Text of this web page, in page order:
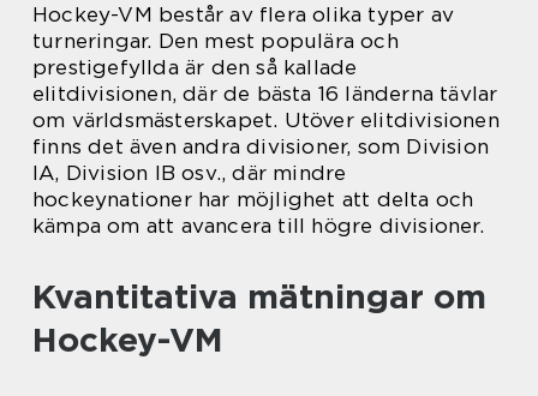
Hockey-VM består av flera olika typer av
turneringar. Den mest populära och
prestigefyllda är den så kallade
elitdivisionen, där de bästa 16 länderna tävlar
om världsmästerskapet. Utöver elitdivisionen
finns det även andra divisioner, som Division
IA, Division IB osv., där mindre
hockeynationer har möjlighet att delta och
kämpa om att avancera till högre divisioner.
Kvantitativa mätningar om
Hockey-VM